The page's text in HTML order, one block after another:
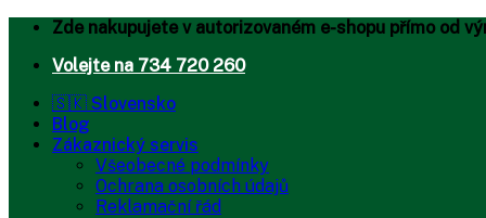
Přeskočit
obsah
Zde nakupujete v autorizovaném e-shopu přímo od
Volejte na 734 720 260
🇸🇰 Slovensko
Blog
Zákaznický servis
Všeobecné podmínky
Ochrana osobních údajů
Reklamační řád